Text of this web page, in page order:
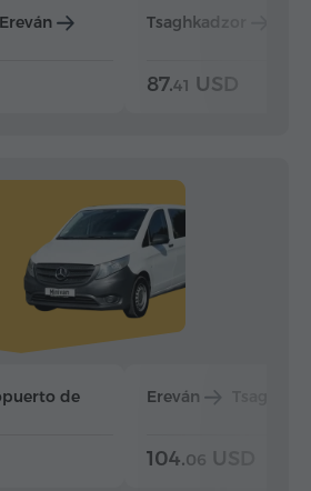
Tsaghkadzor
87.41 USD
de
Ereván
104.06 USD